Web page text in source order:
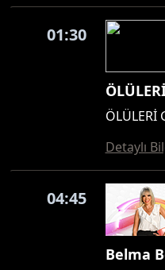
01:30
ÖLÜLERİ
Detaylı
04:45
Belma